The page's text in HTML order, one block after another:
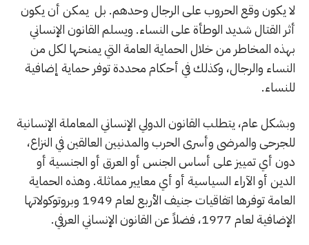
لا يكون وقع الحروب على الرجال وحدهم. بل يمكن أن يكون
أثر القتال شديد الوطأة على النساء. ويسلم القانون الإنساني
بهذه المخاطر من خلال الحماية العامة التي يمنحها لكل من
النساء والرجال، وكذلك في أحكام محددة توفر حماية إضافية
للنساء.
وبشكل عام، يتطلب القانون الدولي الإنساني المعاملة الإنسانية
للجرحى والمرضى وأسرى الحرب والمدنيين العالقين في النزاع،
دون أي تمييز على أساس الجنس أو العرق أو الجنسية أو
الدين أو الآراء السياسية أو أي معايير مماثلة. وهذه الحماية
العامة توفرها اتفاقيات جنيف الأربع لعام 1949 وبروتوكولاتها
الإضافية لعام 1977، فضلاً عن القانون الإنساني العرفي.